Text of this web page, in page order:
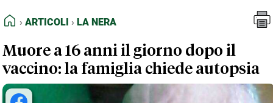
FEED RSS
NORMATIVE DEONTOLOGICHE
TERMINI e CONDIZIONI
HOME
ARTICOLI LA NERA
Muore a 16 anni il giorno dopo il
vaccino: la famiglia chiede autopsia